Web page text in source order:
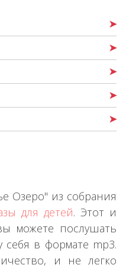
➤
➤
➤
➤
➤
Озеро" из собрания
для детей. Этот и
можете послушать
в формате mp3.
и не легко